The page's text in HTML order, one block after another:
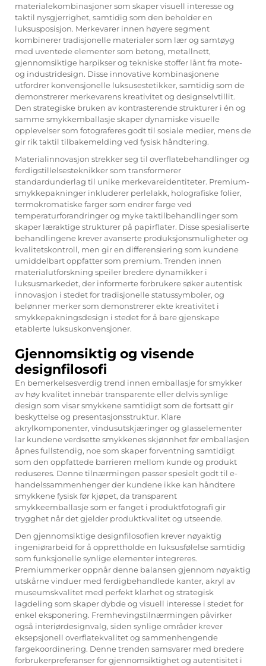
materialekombinasjoner som skaper visuell interesse og
taktil nysgjerrighet, samtidig som den beholder en
luksusposisjon. Merkevarer innen høyere segment
kombinerer tradisjonelle materialer som lær og samtøyg
med uventede elementer som betong, metallnett,
gjennomsiktige harpikser og tekniske stoffer lånt fra mote-
og industridesign. Disse innovative kombinasjonene
utfordrer konvensjonelle luksusestetikker, samtidig som de
demonstrerer merkevarens kreativitet og designselvtillit.
Den strategiske bruken av kontrasterende strukturer i én og
samme smykkemballasje skaper dynamiske visuelle
opplevelser som fotograferes godt til sosiale medier, mens de
gir rik taktil tilbakemelding ved fysisk håndtering.
Materialinnovasjon strekker seg til overflatebehandlinger og
ferdigstillelsesteknikker som transformerer
standardunderlag til unike merkevareidentiteter. Premium-
smykkepakninger inkluderer perlelakk, holografiske folier,
termokromatiske farger som endrer farge ved
temperaturforandringer og myke taktilbehandlinger som
skaper læraktige strukturer på papirflater. Disse spesialiserte
behandlingene krever avanserte produksjonsmuligheter og
kvalitetskontroll, men gir en differensiering som kundene
umiddelbart oppfatter som premium. Trenden innen
materialutforskning speiler bredere dynamikker i
luksusmarkedet, der informerte forbrukere søker autentisk
innovasjon i stedet for tradisjonelle statussymboler, og
belønner merker som demonstrerer ekte kreativitet i
smykkepakningsdesign i stedet for å bare gjenskape
etablerte luksuskonvensjoner.
Gjennomsiktig og visende
designfilosofi
En bemerkelsesverdig trend innen emballasje for smykker
av høy kvalitet innebär transparente eller delvis synlige
design som visar smykkene samtidigt som de fortsatt gir
beskyttelse og presentasjonsstruktur. Klare
akrylkomponenter, vindusutskjæringer og glasselementer
lar kundene verdsette smykkenes skjønnhet før emballasjen
åpnes fullstendig, noe som skaper forventning samtidigt
som den oppfattede barrieren mellom kunde og produkt
reduseres. Denne tilnærmingen passer spesielt godt til e-
handelssammenhenger der kundene ikke kan håndtere
smykkene fysisk før kjøpet, da transparent
smykkeemballasje som er fanget i produktfotografi gir
trygghet når det gjelder produktkvalitet og utseende.
Den gjennomsiktige designfilosofien krever nøyaktig
ingeniørarbeid for å opprettholde en luksusfølelse samtidig
som funksjonelle synlige elementer integreres.
Premiummerker oppnår denne balansen gjennom nøyaktig
utskårne vinduer med ferdigbehandlede kanter, akryl av
museumskvalitet med perfekt klarhet og strategisk
lagdeling som skaper dybde og visuell interesse i stedet for
enkel eksponering. Fremhevingstilnærmingen påvirker
også interiørdesignvalg, siden synlige områder krever
eksepsjonell overflatekvalitet og sammenhengende
fargekoordinering. Denne trenden samsvarer med bredere
forbrukerpreferanser for gjennomsiktighet og autentisitet i